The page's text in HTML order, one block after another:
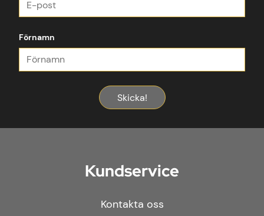
Förnamn
Skicka!
Kundservice
Kontakta oss